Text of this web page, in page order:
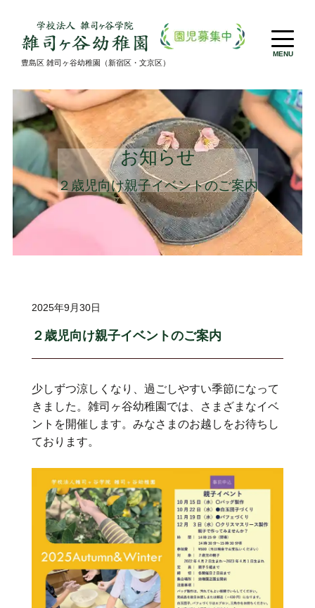
豊島区 雑司ヶ谷幼稚園（新宿区・文京区）
MENU
お知らせ
２歳児向け親子イベントのご案内
2025年9月30日
２歳児向け親子イベントのご案内
少しずつ涼しくなり、過ごしやすい季節になって
きました。雑司ヶ谷幼稚園では、さまざまなイベ
ントを開催します。みなさまのお越しをお待ちし
ております。